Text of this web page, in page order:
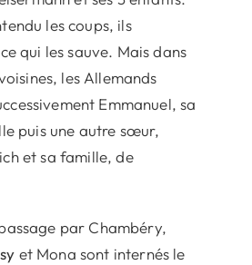
les coups, ils
qui les sauve. Mais dans
les Allemands
Emmanuel, sa
puis une autre sœur,
et sa famille, de
par Chambéry,
et Mona sont internés le